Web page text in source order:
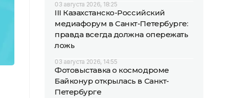
03 августа 2026, 18:25
III Казахстанско-Российский
медиафорум в Санкт-Петербурге:
правда всегда должна опережать
ложь
03 августа 2026, 14:55
Фотовыставка о космодроме
Байконур открылась в Санкт-
Петербурге